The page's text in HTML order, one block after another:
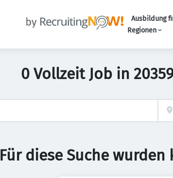
Ausbildung
Regionen
0 Vollzeit Job in
Für diese Suche